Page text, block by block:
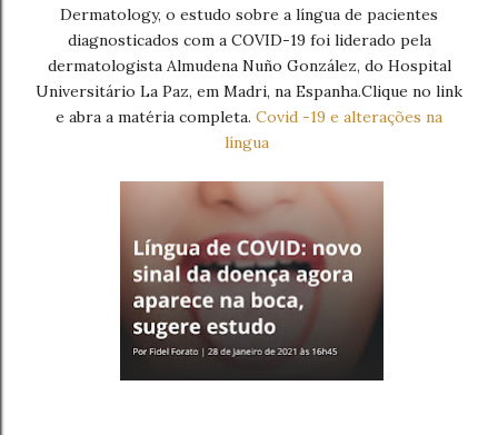
Dermatology, o estudo sobre a língua de pacientes
diagnosticados com a COVID-19 foi liderado pela
dermatologista Almudena Nuño González, do Hospital
Universitário La Paz, em Madri, na Espanha.Clique no link
e abra a matéria completa. Covid -19 e alterações na
língua